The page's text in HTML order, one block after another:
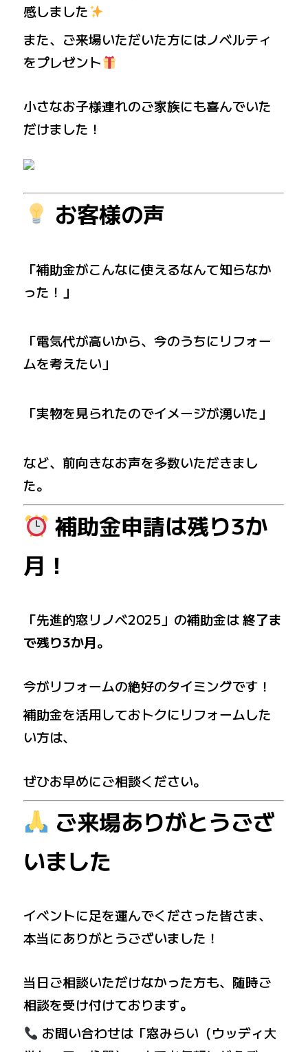
感しました
また、ご来場いただいた方にはノベルティ
をプレゼント
小さなお子様連れのご家族にも喜んでいた
だけました！
お客様の声
「補助金がこんなに使えるなんて知らなか
った！」
「電気代が高いから、今のうちにリフォー
ムを考えたい」
「実物を見られたのでイメージが湧いた」
など、前向きなお声を多数いただきまし
た。
補助金申請は残り3か
月！
「先進的窓リノベ2025」の補助金は終了ま
で残り3か月。
今がリフォームの絶好のタイミングです！
補助金を活用しておトクにリフォームした
い方は、
ぜひお早めにご相談ください。
ご来場ありがとうござ
いました
イベントに足を運んでくださった皆さま、
本当にありがとうございました！
当日ご相談いただけなかった方も、随時ご
相談を受け付けております。
お問い合わせは「窓みらい（ウッディ大